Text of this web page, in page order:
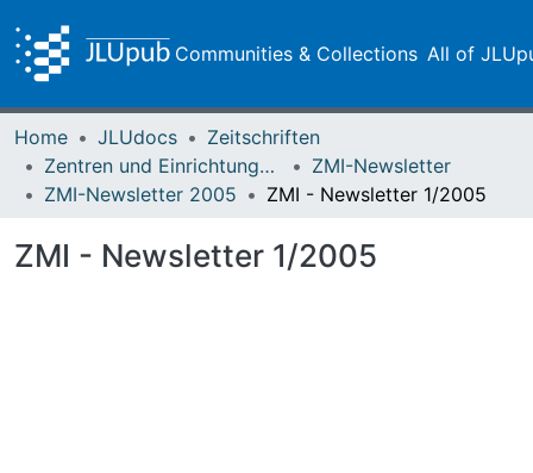
Communities & Collections All of
Home JLUdocs
Zeitschriften
Zentren und Einrichtungen der JLU
ZMI-Newsletter
ZMI-Newsletter 2005
ZMI - Newsletter 1/2005
ZMI - Newsletter 1/2005